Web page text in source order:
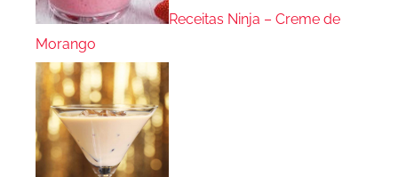
Receitas Ninja – Creme de
Morango